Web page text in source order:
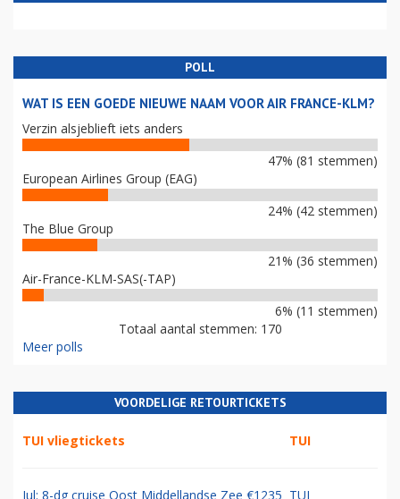
POLL
WAT IS EEN GOEDE NIEUWE NAAM VOOR AIR FRANCE-KLM?
Verzin alsjeblieft iets anders
47% (81 stemmen)
European Airlines Group (EAG)
24% (42 stemmen)
The Blue Group
21% (36 stemmen)
Air-France-KLM-SAS(-TAP)
6% (11 stemmen)
Totaal aantal stemmen: 170
Meer polls
VOORDELIGE RETOURTICKETS
TUI vliegtickets TUI
Jul: 8-dg cruise Oost Middellandse Zee €1235 TUI